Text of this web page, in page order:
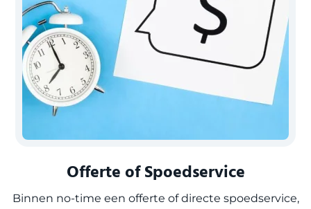
Offerte of Spoedservice
Binnen no-time een offerte of directe spoedservice,